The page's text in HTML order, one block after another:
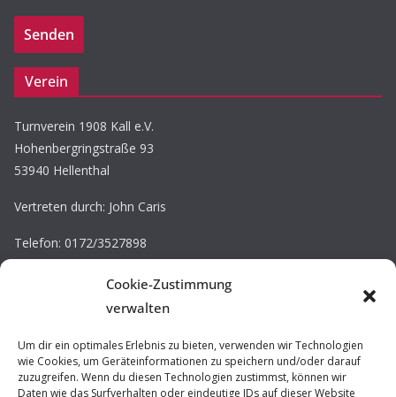
Cookie-Zustimmung
verwalten
Um dir ein optimales Erlebnis zu bieten, verwenden wir Technologien
wie Cookies, um Geräteinformationen zu speichern und/oder darauf
zuzugreifen. Wenn du diesen Technologien zustimmst, können wir
Daten wie das Surfverhalten oder eindeutige IDs auf dieser Website
Verein
Turnverein 1908 Kall e.V.
Hohenbergringstraße 93
53940 Hellenthal
Vertreten durch: John Caris
Telefon: 0172/3527898
E-Mail: john.caris@tv-kall.de
Eintragung im Vereinsregister.
Registernummer: VR 30220
Impressum / Datenschutz